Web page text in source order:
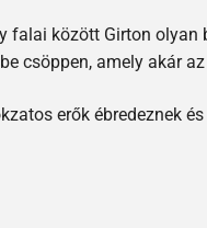
között Girton
csöppen, amely akár
erők ébredeznek